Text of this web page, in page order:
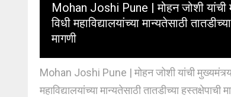
Mohan Joshi Pune | मोहन जोशी यांची
विधी महाविद्यालयांच्या मान्यतेसाठी
मागणी
Mohan Joshi Pune | मोहन जोशी यांची
महाविद्यालयांच्या मान्यतेसाठी तातडीच्या